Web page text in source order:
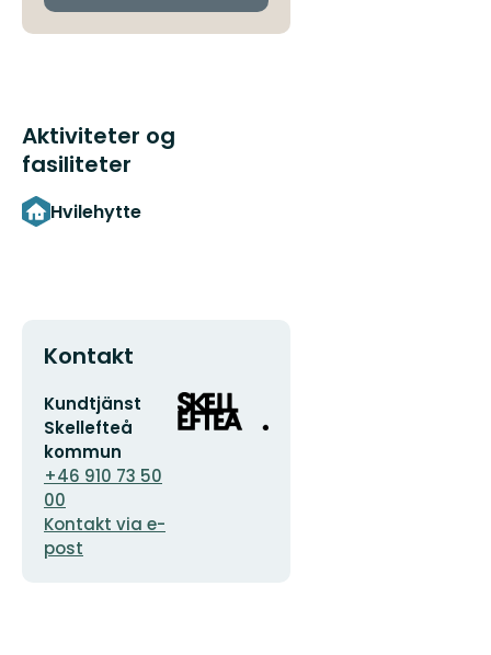
Aktiviteter og
fasiliteter
Hvilehytte
Kontakt
E-
postadresse
Kundtjänst
Skellefteå
kommun
+46 910 73 50
00
Kontakt via e-
post
Organisasjonens
logotype